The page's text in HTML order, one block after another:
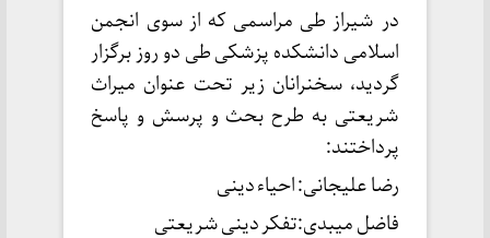
در شیراز طی مراسمی که از سوی انجمن
اسلامی دانشکده پزشکی طی دو روز برگزار
گردید، سخنرانان زیر تحت عنوان میراث
شریعتی به طرح بحث و پرسش و پاسخ
پرداختند:
رضا علیجانی: احیاء دینی
فاضل میبدی:تفکر دینی شریعتی